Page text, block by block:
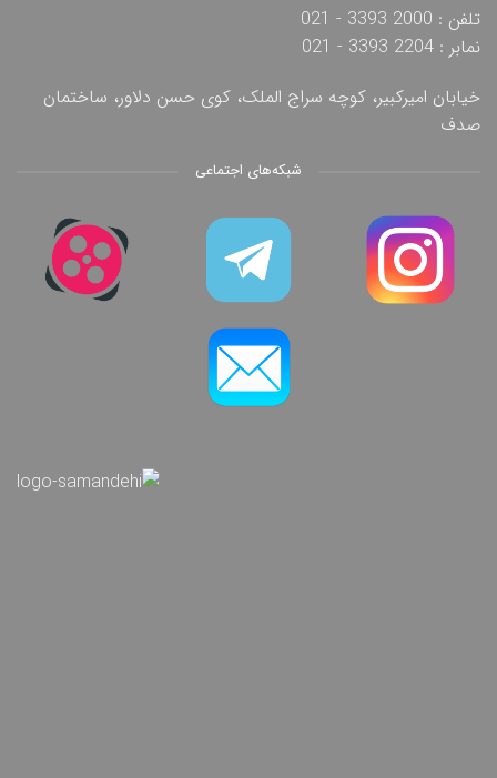
تلفن : 2000 3393 - 021
نمابر : 2204 3393 - 021
خیابان امیرکبیر، کوچه سراج الملک، کوی حسن دلاور، ساختمان
صدف
شبکه‌های اجتماعی